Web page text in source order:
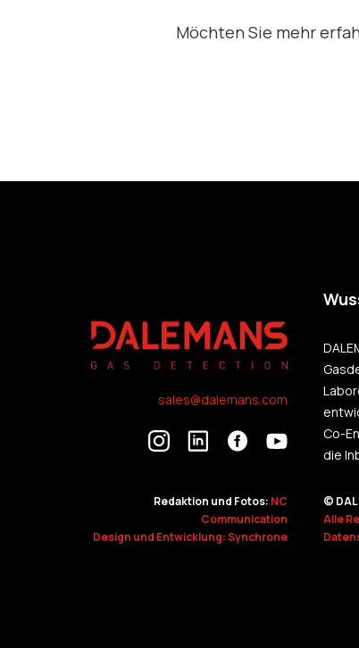
Möchten Sie mehr
sales@dalemans.com
Redaktion und Fotos: NC
Communication
Design und Entwicklung: Synchrone
Co-
die
©
Alle